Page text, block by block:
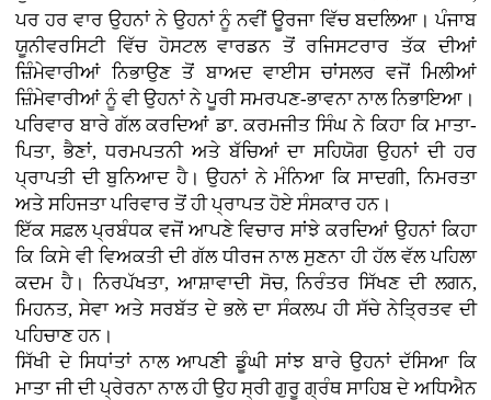
ਪਰ ਹਰ ਵਾਰ ਉਹਨਾਂ ਨੇ ਉਹਨਾਂ ਨੂੰ ਨਵੀਂ ਊਰਜਾ ਵਿੱਚ ਬਦਲਿਆ। ਪੰਜਾਬ
ਯੂਨੀਵਰਸਿਟੀ ਵਿੱਚ ਹੋਸਟਲ ਵਾਰਡਨ ਤੋਂ ਰਜਿਸਟਰਾਰ ਤੱਕ ਦੀਆਂ
ਜ਼ਿੰਮੇਵਾਰੀਆਂ ਨਿਭਾਉਣ ਤੋਂ ਬਾਅਦ ਵਾਈਸ ਚਾਂਸਲਰ ਵਜੋਂ ਮਿਲੀਆਂ
ਜ਼ਿੰਮੇਵਾਰੀਆਂ ਨੂੰ ਵੀ ਉਹਨਾਂ ਨੇ ਪੂਰੀ ਸਮਰਪਣ-ਭਾਵਨਾ ਨਾਲ ਨਿਭਾਇਆ।
ਪਰਿਵਾਰ ਬਾਰੇ ਗੱਲ ਕਰਦਿਆਂ ਡਾ. ਕਰਮਜੀਤ ਸਿੰਘ ਨੇ ਕਿਹਾ ਕਿ ਮਾਤਾ-
ਪਿਤਾ, ਭੈਣਾਂ, ਧਰਮਪਤਨੀ ਅਤੇ ਬੱਚਿਆਂ ਦਾ ਸਹਿਯੋਗ ਉਹਨਾਂ ਦੀ ਹਰ
ਪ੍ਰਾਪਤੀ ਦੀ ਬੁਨਿਆਦ ਹੈ। ਉਹਨਾਂ ਨੇ ਮੰਨਿਆ ਕਿ ਸਾਦਗੀ, ਨਿਮਰਤਾ
ਅਤੇ ਸਹਿਜਤਾ ਪਰਿਵਾਰ ਤੋਂ ਹੀ ਪ੍ਰਾਪਤ ਹੋਏ ਸੰਸਕਾਰ ਹਨ।
ਇੱਕ ਸਫ਼ਲ ਪ੍ਰਬੰਧਕ ਵਜੋਂ ਆਪਣੇ ਵਿਚਾਰ ਸਾਂਝੇ ਕਰਦਿਆਂ ਉਹਨਾਂ ਕਿਹਾ
ਕਿ ਕਿਸੇ ਵੀ ਵਿਅਕਤੀ ਦੀ ਗੱਲ ਧੀਰਜ ਨਾਲ ਸੁਣਨਾ ਹੀ ਹੱਲ ਵੱਲ ਪਹਿਲਾ
ਕਦਮ ਹੈ। ਨਿਰਪੱਖਤਾ, ਆਸ਼ਾਵਾਦੀ ਸੋਚ, ਨਿਰੰਤਰ ਸਿੱਖਣ ਦੀ ਲਗਨ,
ਮਿਹਨਤ, ਸੇਵਾ ਅਤੇ ਸਰਬੱਤ ਦੇ ਭਲੇ ਦਾ ਸੰਕਲਪ ਹੀ ਸੱਚੇ ਨੇਤ੍ਰਿਤਵ ਦੀ
ਪਹਿਚਾਣ ਹਨ।
ਸਿੱਖੀ ਦੇ ਸਿਧਾਂਤਾਂ ਨਾਲ ਆਪਣੀ ਡੂੰਘੀ ਸਾਂਝ ਬਾਰੇ ਉਹਨਾਂ ਦੱਸਿਆ ਕਿ
ਮਾਤਾ ਜੀ ਦੀ ਪ੍ਰੇਰਨਾ ਨਾਲ ਹੀ ਉਹ ਸ੍ਰੀ ਗੁਰੂ ਗ੍ਰੰਥ ਸਾਹਿਬ ਦੇ ਅਧਿਐਨ